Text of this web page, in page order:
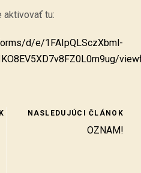
aktivovať tu:
d/e/1FAIpQLSczXbml-
NASLEDUJÚCI ČLÁNOK
OZNAM!